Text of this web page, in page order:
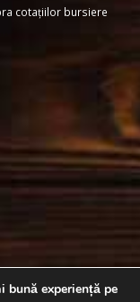
cotațiilor bursiere
bună experiență pe